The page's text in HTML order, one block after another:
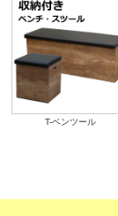
T-ベンツール